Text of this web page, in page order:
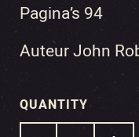
Pagina’s 94
Auteur John
QUANTITY